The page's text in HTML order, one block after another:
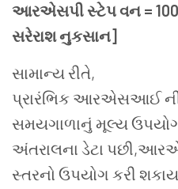
આરએસપીસ્ટેપ વન =
સરેરાશ નુકસાન]
સામાન્ય રીતે,
પ્રારંભિક આરએસઆઈ ની
સમયગાળાનું મૂલ્ય
અંતરાલના ડેટા
સ્તરનો ઉપયોગ કરી